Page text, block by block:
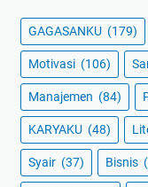
GAGASANKU (179)
Motivasi (106)
Manajemen (84)
KARYAKU (48)
Syair (37) Bisnis